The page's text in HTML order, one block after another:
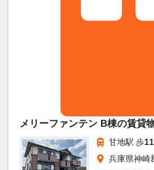
メリーファンテン B棟の賃貸
甘地駅 歩11
兵庫県神崎